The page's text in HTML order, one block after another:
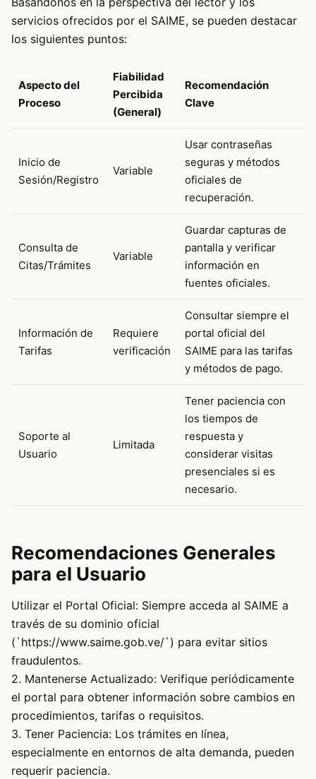
servicios ofrecidos por el SAIME, se pueden destacar
los siguientes puntos:
Aspecto del
Proceso
Fiabilidad
Percibida
(General)
Recomendación
Clave
Inicio de
Sesión/Registro
Variable
Usar contraseñas
seguras y métodos
oficiales de
recuperación.
Consulta de
Citas/Trámites
Variable
Guardar capturas de
pantalla y verificar
información en
fuentes oficiales.
Información de
Tarifas
Requiere
verificación
Consultar siempre el
portal oficial del
SAIME para las tarifas
y métodos de pago.
Soporte al
Usuario
Limitada
Tener paciencia con
los tiempos de
respuesta y
considerar visitas
presenciales si es
necesario.
Recomendaciones Generales
para el Usuario
Utilizar el Portal Oficial: Siempre acceda al SAIME a
través de su dominio oficial
(`https://www.saime.gob.ve/`) para evitar sitios
fraudulentos.
2. Mantenerse Actualizado: Verifique periódicamente
el portal para obtener información sobre cambios en
procedimientos, tarifas o requisitos.
3. Tener Paciencia: Los trámites en línea,
especialmente en entornos de alta demanda, pueden
requerir paciencia.